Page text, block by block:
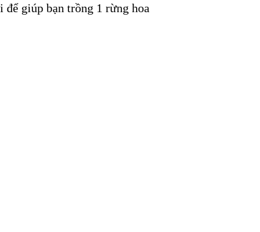
để giúp bạn trồng 1 rừng hoa